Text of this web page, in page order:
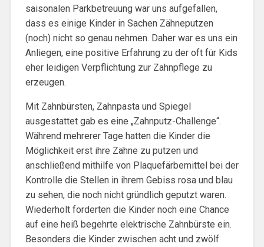
saisonalen Parkbetreuung war uns aufgefallen,
dass es einige Kinder in Sachen Zähneputzen
(noch) nicht so genau nehmen. Daher war es uns ein
Anliegen, eine positive Erfahrung zu der oft für Kids
eher leidigen Verpflichtung zur Zahnpflege zu
erzeugen.
Mit Zahnbürsten, Zahnpasta und Spiegel
ausgestattet gab es eine „Zahnputz-Challenge“.
Während mehrerer Tage hatten die Kinder die
Möglichkeit erst ihre Zähne zu putzen und
anschließend mithilfe von Plaquefärbemittel bei der
Kontrolle die Stellen in ihrem Gebiss rosa und blau
zu sehen, die noch nicht gründlich geputzt waren.
Wiederholt forderten die Kinder noch eine Chance
auf eine heiß begehrte elektrische Zahnbürste ein.
Besonders die Kinder zwischen acht und zwölf